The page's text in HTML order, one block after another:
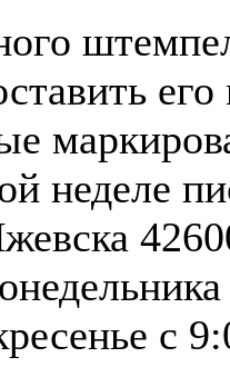
его
неделе
с